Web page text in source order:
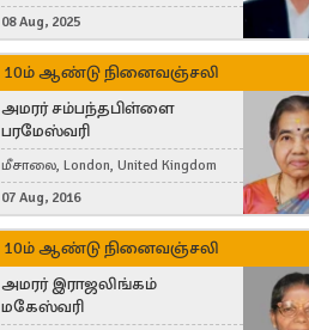
London, United Kingdom
08 Aug, 2025
10ம் ஆண்டு நினைவஞ்சலி
அமரர் சம்பந்தபிள்ளை
பரமேஸ்வரி
மீசாலை, London, United Kingdom
07 Aug, 2016
10ம் ஆண்டு நினைவஞ்சலி
அமரர் இராஜலிங்கம்
மகேஸ்வரி